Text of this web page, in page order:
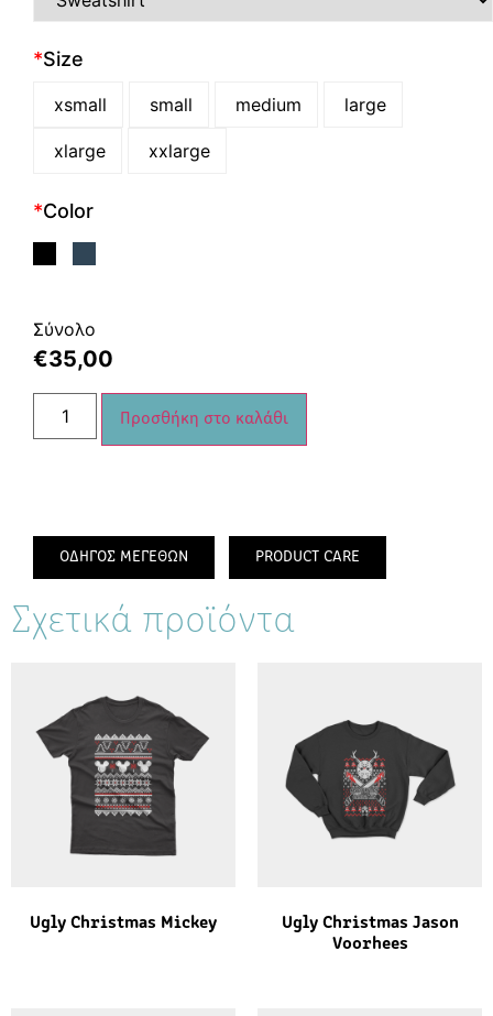
*Size
xsmall small medium large
xlarge xxlarge
*Color
Σύνολο
€35,00
Προσθήκη στο καλάθι
ΟΔΗΓΟΣ ΜΕΓΕΘΩΝ PRODUCT CARE
Σχετικά προϊόντα
Ugly Christmas Mickey
Ugly Christmas Jason
Voorhees